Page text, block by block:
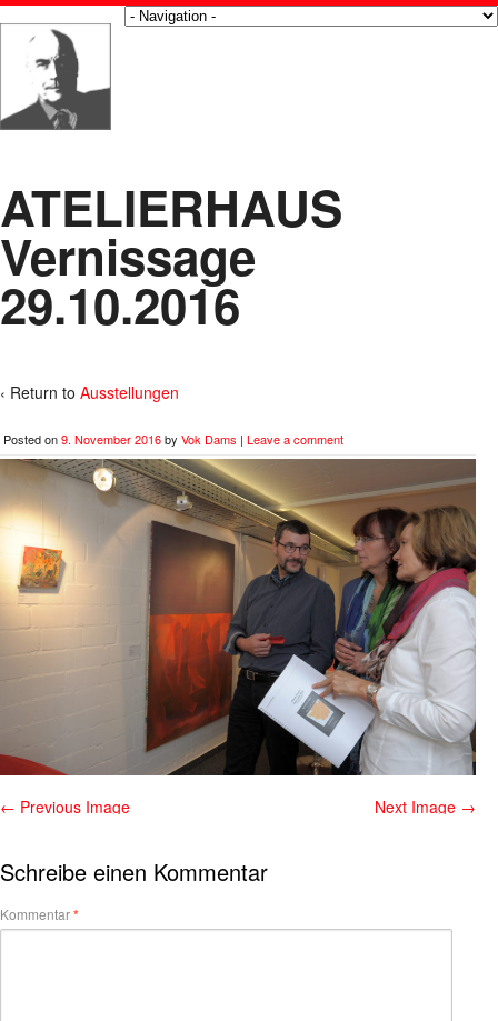
ATELIERHAUS
Vernissage
29.10.2016
‹ Return to Ausstellungen
Posted on9. November 2016by Vok Dams | Leave a comment
← Previous Image Next Image →
Schreibe einen Kommentar
Kommentar*